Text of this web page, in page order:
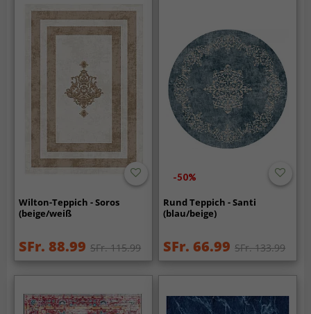
Wilton-Teppich - Soros
(beige/weiß
SFr. 88.99 SFr. 115.99
-50%
Rund Teppich - Santi
(blau/beige)
SFr. 66.99 SFr. 133.99